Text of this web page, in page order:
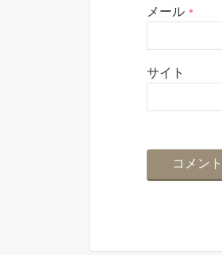
メール *
サイト